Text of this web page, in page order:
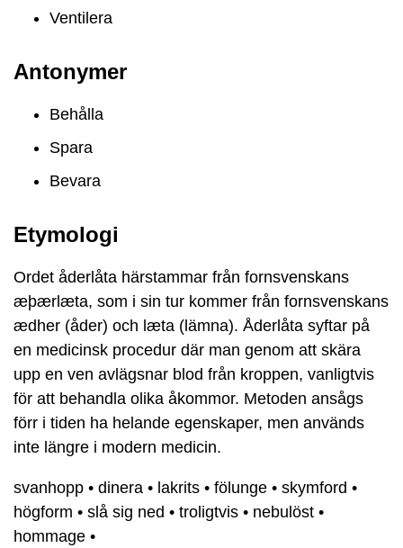
Ventilera
Antonymer
Behålla
Spara
Bevara
Etymologi
Ordet åderlåta härstammar från fornsvenskans
æþærlæta, som i sin tur kommer från fornsvenskans
ædher (åder) och læta (lämna). Åderlåta syftar på
en medicinsk procedur där man genom att skära
upp en ven avlägsnar blod från kroppen, vanligtvis
för att behandla olika åkommor. Metoden ansågs
förr i tiden ha helande egenskaper, men används
inte längre i modern medicin.
svanhopp • dinera • lakrits • fölunge • skymford •
högform • slå sig ned • troligtvis • nebulöst •
hommage •